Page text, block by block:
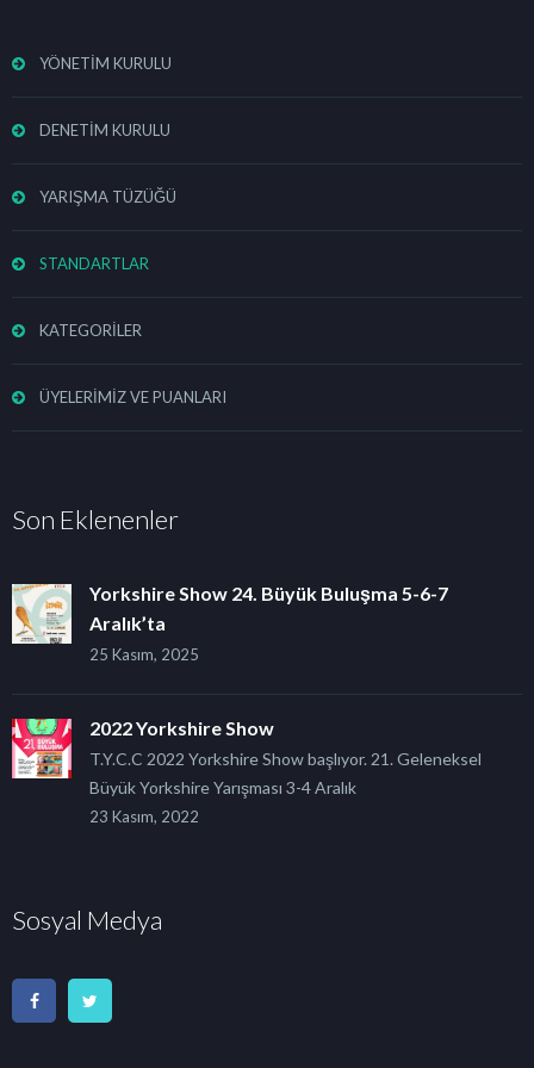
YÖNETİM KURULU
DENETİM KURULU
YARIŞMA TÜZÜĞÜ
STANDARTLAR
KATEGORİLER
ÜYELERİMİZ VE PUANLARI
Son Eklenenler
Yorkshire Show 24. Büyük Buluşma 5-6-7
Aralık’ta
25 Kasım, 2025
2022 Yorkshire Show
T.Y.C.C 2022 Yorkshire Show başlıyor. 21. Geleneksel
Büyük Yorkshire Yarışması 3-4 Aralık
23 Kasım, 2022
Sosyal Medya